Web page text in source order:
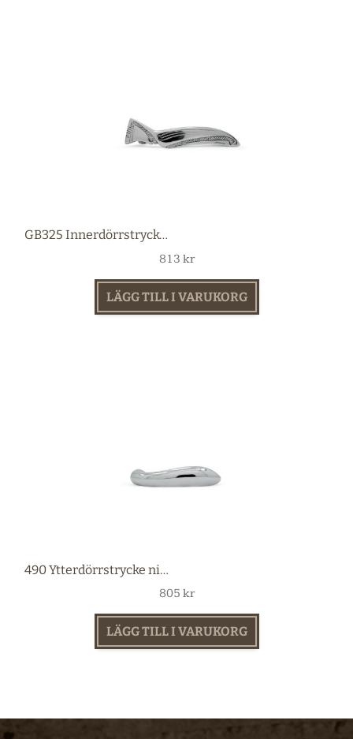
GB325 Innerdörrstrycke nickel
813 kr
LÄGG TILL I VARUKORG
490 Ytterdörrstrycke nickel
805 kr
LÄGG TILL I VARUKORG